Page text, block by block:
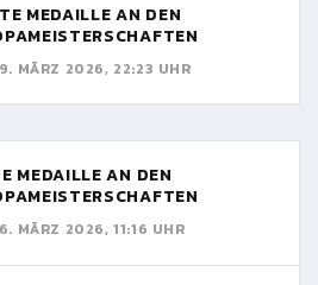
MEDAILLE AN DEN
MÄRZ 2026, 22:23 UHR
MEDAILLE AN DEN
MÄRZ 2026, 11:16 UHR